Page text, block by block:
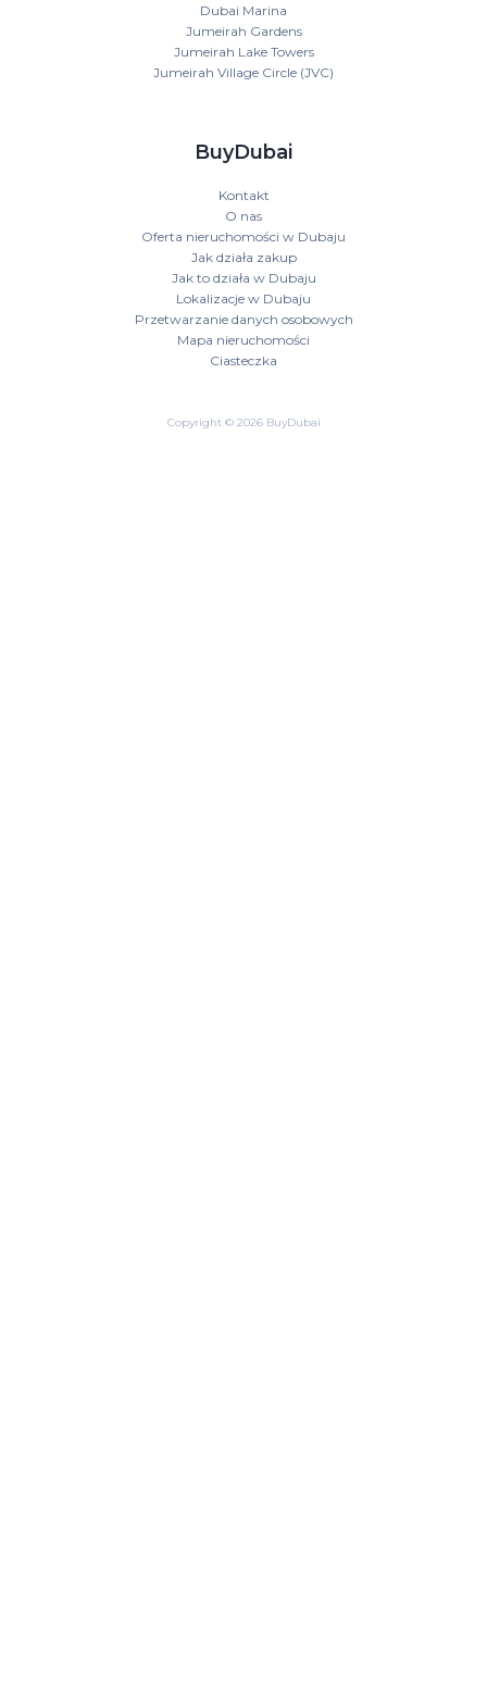
Dubai Marina
Jumeirah Gardens
Jumeirah Lake Towers
Jumeirah Village Circle (JVC)
BuyDubai
Kontakt
O nas
Oferta nieruchomości w Dubaju
Jak działa zakup
Jak to działa w Dubaju
Lokalizacje w Dubaju
Przetwarzanie danych osobowych
Mapa nieruchomości
Ciasteczka
Copyright © 2026 BuyDubai